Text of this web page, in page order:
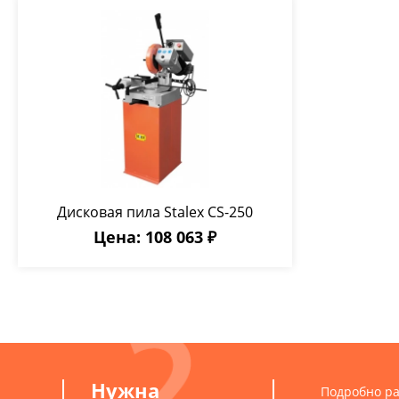
Дисковая пила Stalex CS-250
Цена: 108 063 ₽
Нужна
Подробно